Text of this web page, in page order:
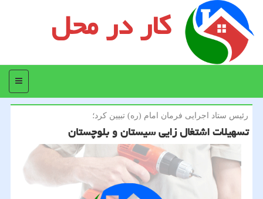
کار در محل
منو
رئیس ستاد اجرایی فرمان امام (ره) تبیین كرد؛
تسهیلات اشتغال زایی سیستان و بلوچستان